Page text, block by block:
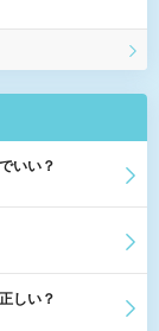
いい？
しい？